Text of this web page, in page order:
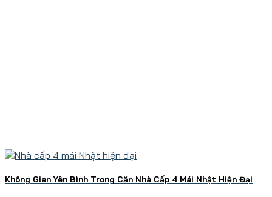
Không Gian Yên Bình Trong Căn Nhà Cấp 4 Mái Nhật Hiện Đại